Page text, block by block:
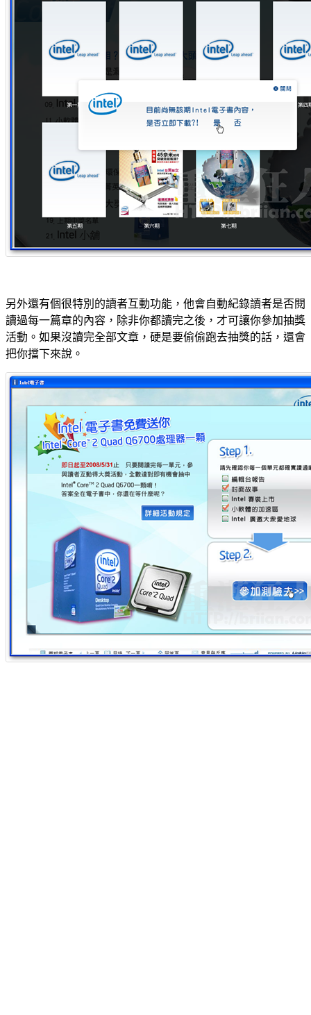
另外還有個很特別的讀者互動功能，他會自動紀錄讀者是否閱
讀過每一篇章的內容，除非你都讀完之後，才可讓你參加抽獎
活動。如果沒讀完全部文章，硬是要偷偷跑去抽獎的話，還會
把你擋下來說。